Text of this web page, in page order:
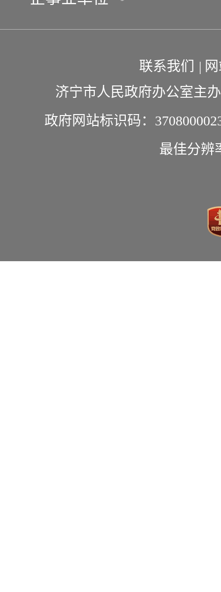
联系我们 |
济宁市人民政府办公室主
政府网站标识码：
最佳分辨